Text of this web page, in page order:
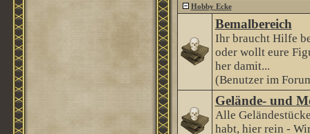
Hobby Ecke
Bemalbereich
Ihr braucht Hilfe
oder wollt eure
her damit...
(Benutzer im
Gelände- und
Alle
habt, hier rein -